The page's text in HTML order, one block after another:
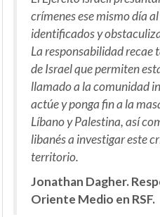
crímenes ese mismo día
identificados y
La responsabilidad recae
de Israel que permiten
llamado a la comunidad
actúe y ponga fin a la
Líbano y Palestina, así
libanés a investigar este
territorio.
Jonathan Dagher.
Oriente Medio en RSF.